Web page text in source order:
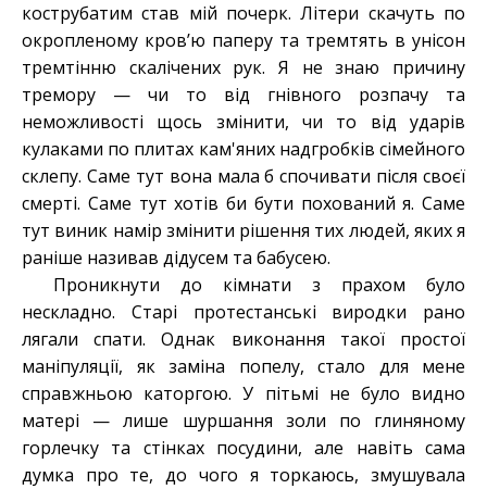
кострубатим став мій почерк. Літери скачуть по
окропленому кров’ю паперу та тремтять в унісон
тремтінню скалічених рук. Я не знаю причину
тремору — чи то від гнівного розпачу та
неможливості щось змінити, чи то від ударів
кулаками по плитах кам'яних надгробків сімейного
склепу. Саме тут вона мала б спочивати після своєї
смерті. Саме тут хотів би бути похований я. Саме
тут виник намір змінити рішення тих людей, яких я
раніше називав дідусем та бабусею.
Проникнути до кімнати з прахом було
нескладно. Старі протестанські виродки рано
лягали спати. Однак виконання такої простої
маніпуляції, як заміна попелу, стало для мене
справжньою каторгою. У пітьмі не було видно
матері — лише шуршання золи по глиняному
горлечку та стінках посудини, але навіть сама
думка про те, до чого я торкаюсь, змушувала